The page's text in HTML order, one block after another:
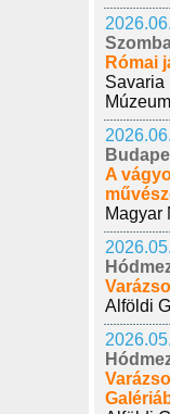
Római
Savaria
Múzeum
A
Magyar
Alföldi